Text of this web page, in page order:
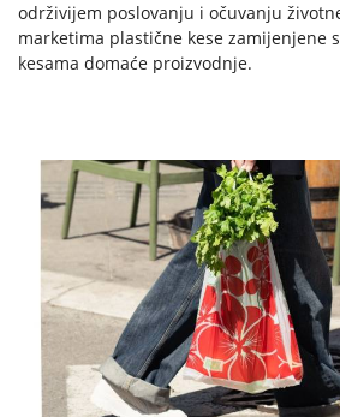
održivijem poslovanju i očuvanju
marketima plastične kese zamijenjene
kesama domaće proizvodnje.